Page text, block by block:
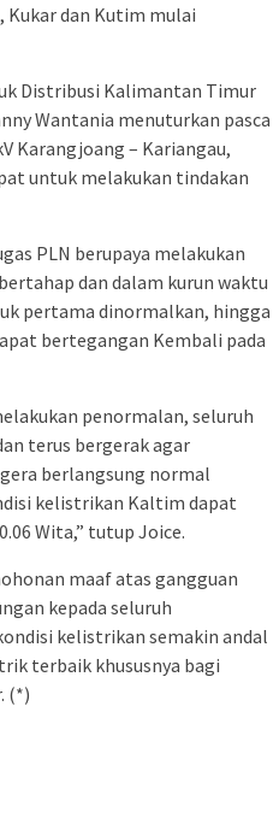
Kukar dan Kutim mulai
Distribusi Kalimantan Timur
Wantania menuturkan pasca
Karangjoang – Kariangau,
untuk melakukan tindakan
PLN berupaya melakukan
dan dalam kurun waktu
pertama dinormalkan, hingga
bertegangan Kembali pada
penormalan, seluruh
terus bergerak agar
berlangsung normal
kelistrikan Kaltim dapat
Wita,” tutup Joice.
maaf atas gangguan
kepada seluruh
kelistrikan semakin andal
terbaik khususnya bagi
(*)